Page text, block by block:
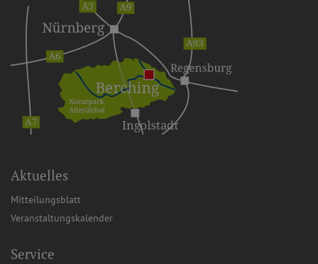
Aktuelles
Mitteilungsblatt
Veranstaltungskalender
Service